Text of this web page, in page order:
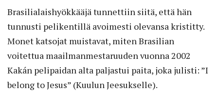
Brasilialaishyökkääjä tunnettiin siitä, että hän
tunnusti pelikentillä avoimesti olevansa kristitty.
Monet katsojat muistavat, miten Brasilian
voitettua maailmanmestaruuden vuonna 2002
Kakán pelipaidan alta paljastui paita, joka julisti: ”I
belong to Jesus” (Kuulun Jeesukselle).